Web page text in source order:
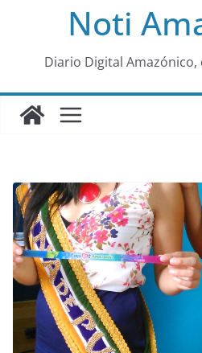
al
Noti
Diario Digital Amazónico,